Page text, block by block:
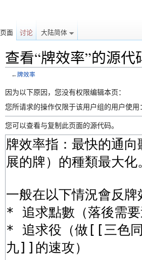
查看“牌效率”的源代
←牌效率
因为以下原因，您没有权限编辑本页：
您所请求的操作仅限于该用户组的用户使用
您可以查看与复制此页面的源代码。
页面 讨论 大陆简体